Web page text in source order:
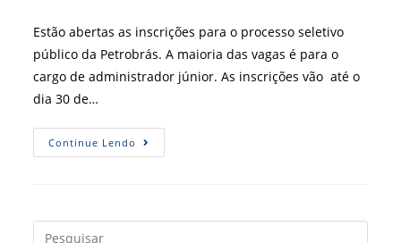
Estão abertas as inscrições para o processo seletivo
público da Petrobrás. A maioria das vagas é para o
cargo de administrador júnior. As inscrições vão até o
dia 30 de…
Continue Lendo Petrobras
Oferta
Júnior